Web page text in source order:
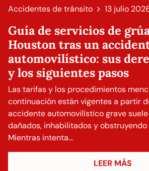
Accidentes de tránsito 13 julio
Guía de servicios de
Houston tras un
automovilístico: sus
y los siguientes pasos
Las tarifas y los procedimientos
continuación están vigentes a partir
accidente automovilístico grave
dañados, inhabilitados y
Mientras intenta...
LEER MÁS